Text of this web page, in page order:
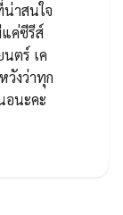
าสนใจ
แค่ซีรีส์
ตร์ เค
วังว่าทุก
อนะคะ